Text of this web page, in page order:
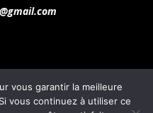
Bonsaï Québec
vous garantir la meilleure
vous continuez à utiliser ce